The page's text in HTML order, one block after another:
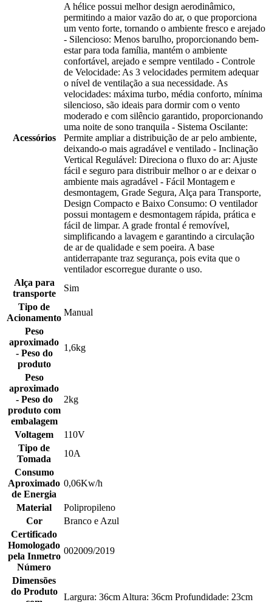
Acessórios
A hélice possui melhor design aerodinâmico,
permitindo a maior vazão do ar, o que proporciona
um vento forte, tornando o ambiente fresco e arejado
- Silencioso: Menos barulho, proporcionando bem-
estar para toda família, mantém o ambiente
confortável, arejado e sempre ventilado - Controle
de Velocidade: As 3 velocidades permitem adequar
o nível de ventilação a sua necessidade. As
velocidades: máxima turbo, média conforto, mínima
silencioso, são ideais para dormir com o vento
moderado e com silêncio garantido, proporcionando
uma noite de sono tranquila - Sistema Oscilante:
Permite ampliar a distribuição de ar pelo ambiente,
deixando-o mais agradável e ventilado - Inclinação
Vertical Regulável: Direciona o fluxo do ar: Ajuste
fácil e seguro para distribuir melhor o ar e deixar o
ambiente mais agradável - Fácil Montagem e
desmontagem, Grade Segura, Alça para Transporte,
Design Compacto e Baixo Consumo: O ventilador
possui montagem e desmontagem rápida, prática e
fácil de limpar. A grade frontal é removível,
simplificando a lavagem e garantindo a circulação
de ar de qualidade e sem poeira. A base
antiderrapante traz segurança, pois evita que o
ventilador escorregue durante o uso.
Alça para
transporte
Sim
Tipo de
Acionamento
Manual
Peso
aproximado
- Peso do
produto
1,6kg
Peso
aproximado
- Peso do
produto com
embalagem
2kg
Voltagem
110V
Tipo de
Tomada
10A
Consumo
Aproximado
de Energia
0,06Kw/h
Material
Polipropileno
Cor
Branco e Azul
Certificado
Homologado
pela Inmetro
Número
002009/2019
Dimensões
do Produto
Largura: 36cm Altura: 36cm Profundidade: 23cm